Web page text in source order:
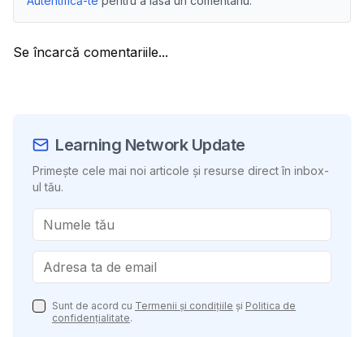
Se încarcă comentariile...
Learning Network Update
Primește cele mai noi articole și resurse direct în inbox-
ul tău.
Sunt de acord cu Termenii și condițiile și Politica de
confidențialitate.